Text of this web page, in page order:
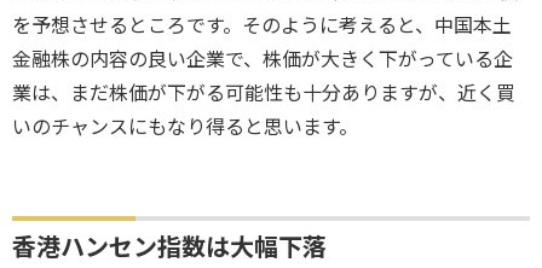
を予想させるところです。そのように考えると、中国本土
金融株の内容の良い企業で、株価が大きく下がっている企
業は、まだ株価が下がる可能性も十分ありますが、近く買
いのチャンスにもなり得ると思います。
香港ハンセン指数は大幅下落